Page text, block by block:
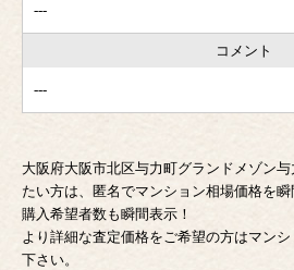
---
コメント
---
大阪府大阪市北区与力町グランドメゾン
たい方は、匿名でマンション相場価格を瞬
購入希望者数も瞬間表示！
より詳細な査定価格をご希望の方はマン
下さい。